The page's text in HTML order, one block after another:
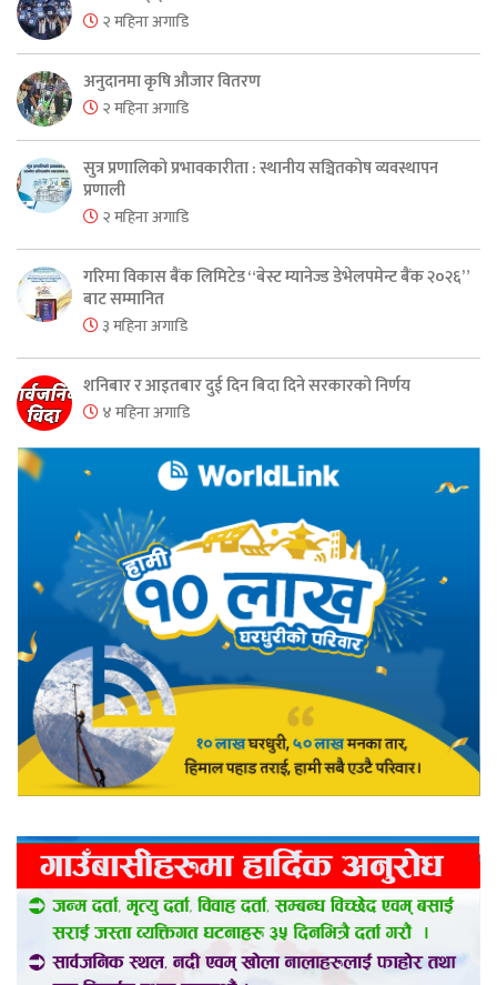
२ महिना अगाडि
अनुदानमा कृषि औजार वितरण
२ महिना अगाडि
सुत्र प्रणालिको प्रभावकारीता : स्थानीय सञ्चितकोष व्यवस्थापन
प्रणाली
२ महिना अगाडि
गरिमा विकास बैंक लिमिटेड “बेस्ट म्यानेज्ड डेभेलपमेन्ट बैंक २०२६”
बाट सम्मानित
३ महिना अगाडि
शनिबार र आइतबार दुई दिन बिदा दिने सरकारको निर्णय
४ महिना अगाडि